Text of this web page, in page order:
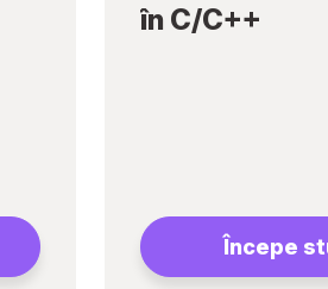
în C/C++
Începe